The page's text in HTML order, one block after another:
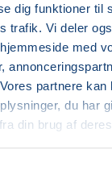
dig funktioner til
trafik. Vi deler
med
partnere kan
du har
din brug af